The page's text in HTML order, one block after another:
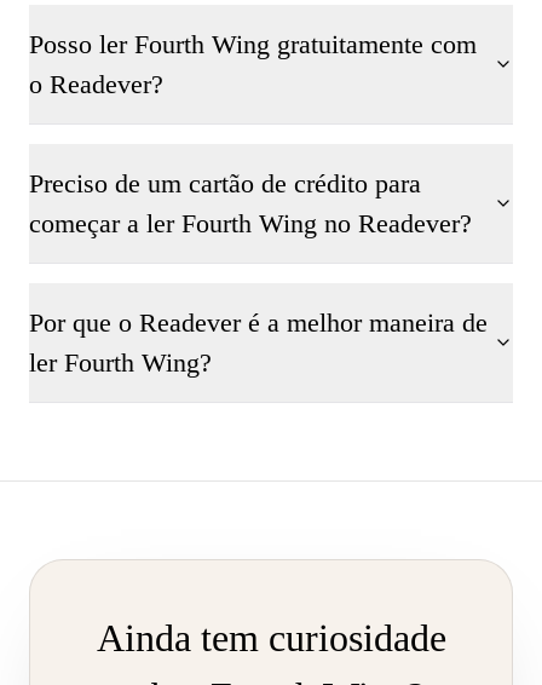
Posso ler Fourth Wing gratuitamente com
o Readever?
Preciso de um cartão de crédito para
começar a ler Fourth Wing no Readever?
Por que o Readever é a melhor maneira de
ler Fourth Wing?
Ainda tem curiosidade